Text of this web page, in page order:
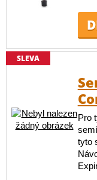
SLEVA
Pro
tyto